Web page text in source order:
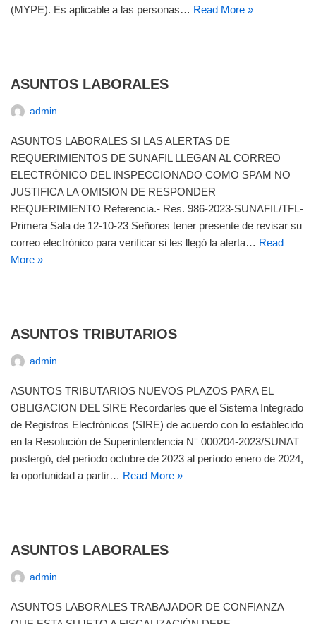
(MYPE). Es aplicable a las personas… Read More »
ASUNTOS LABORALES
admin
ASUNTOS LABORALES SI LAS ALERTAS DE
REQUERIMIENTOS DE SUNAFIL LLEGAN AL CORREO
ELECTRÓNICO DEL INSPECCIONADO COMO SPAM NO
JUSTIFICA LA OMISION DE RESPONDER
REQUERIMIENTO Referencia.- Res. 986-2023-SUNAFIL/TFL-
Primera Sala de 12-10-23 Señores tener presente de revisar su
correo electrónico para verificar si les llegó la alerta… Read
More »
ASUNTOS TRIBUTARIOS
admin
ASUNTOS TRIBUTARIOS NUEVOS PLAZOS PARA EL
OBLIGACION DEL SIRE Recordarles que el Sistema Integrado
de Registros Electrónicos (SIRE) de acuerdo con lo establecido
en la Resolución de Superintendencia N° 000204-2023/SUNAT
postergó, del período octubre de 2023 al período enero de 2024,
la oportunidad a partir… Read More »
ASUNTOS LABORALES
admin
ASUNTOS LABORALES TRABAJADOR DE CONFIANZA